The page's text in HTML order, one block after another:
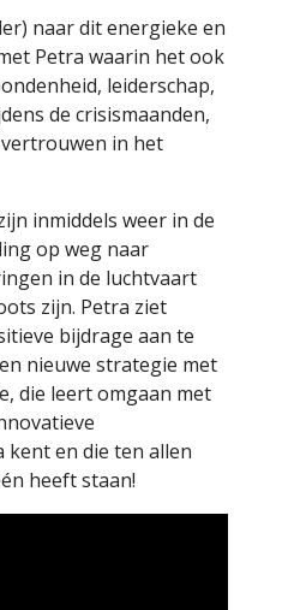
naar dit energieke en
Petra waarin het ook
leiderschap,
de crisismaanden,
in het
inmiddels weer in de
op weg naar
in de luchtvaart
zijn. Petra ziet
bijdrage aan te
nieuwe strategie met
die leert omgaan met
kent en die ten allen
heeft staan!